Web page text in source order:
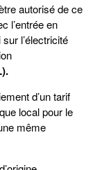
autorisé de ce
l’entrée en
l’électricité
d’un tarif
local pour le
même